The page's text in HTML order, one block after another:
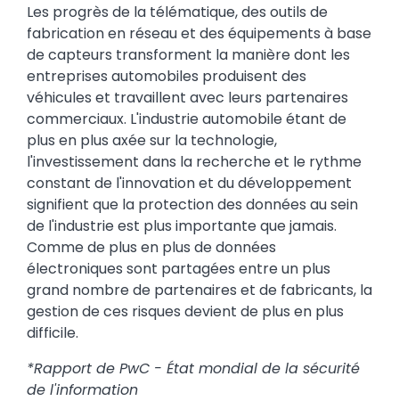
Les progrès de la télématique, des outils de
fabrication en réseau et des équipements à base
de capteurs transforment la manière dont les
entreprises automobiles produisent des
véhicules et travaillent avec leurs partenaires
commerciaux. L'industrie automobile étant de
plus en plus axée sur la technologie,
l'investissement dans la recherche et le rythme
constant de l'innovation et du développement
signifient que la protection des données au sein
de l'industrie est plus importante que jamais.
Comme de plus en plus de données
électroniques sont partagées entre un plus
grand nombre de partenaires et de fabricants, la
gestion de ces risques devient de plus en plus
difficile.
*Rapport de PwC - État mondial de la sécurité
de l'information